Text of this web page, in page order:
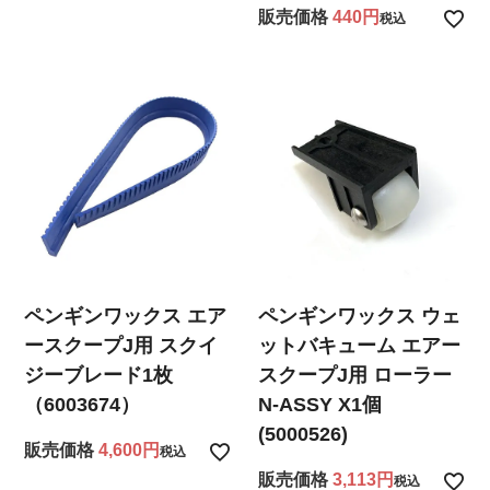
販売価格 440 税込
ペンギンワックス エア
ースクープJ用 スクイ
ジーブレード1枚
（6003674）
販売価格 4,600 税込
ペンギンワックス ウェ
ットバキューム エアー
スクープJ用 ローラー
N-ASSY X1個
(5000526)
販売価格 3,113 税込